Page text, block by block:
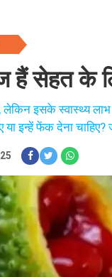
हैं सेहत के
लेकिन इसके स्वास्थ्य
इन्हें फेंक देना चाहिए?